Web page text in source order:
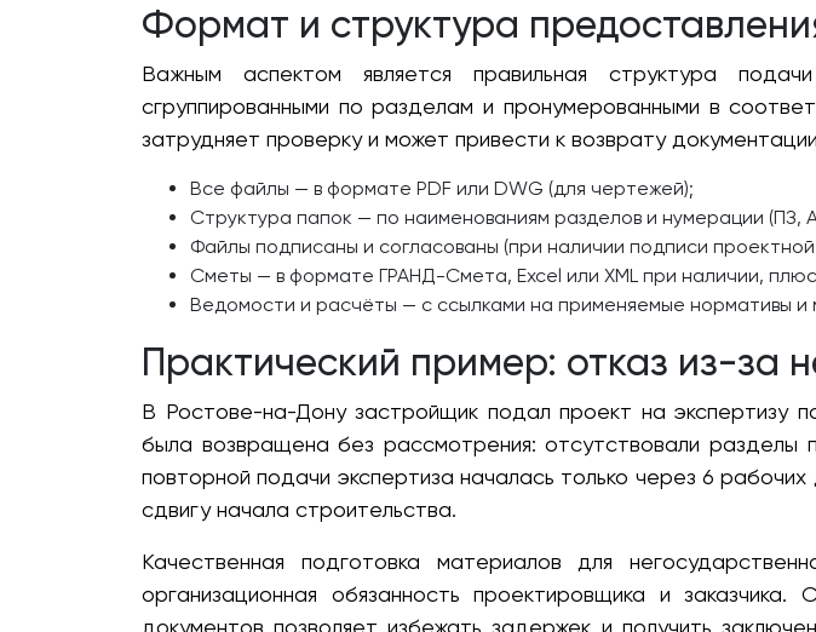
Формат и структура
Важным аспектом является правильная структура
сгруппированными по разделам и пронумерованными в
затрудняет проверку и может привести к возврату
Все файлы — в формате PDF или DWG (для чертежей);
Структура папок — по наименованиям разделов и нумерации (ПЗ,
Файлы подписаны и согласованы (при наличии подписи проектной
Сметы — в формате ГРАНД-Смета, Excel или XML при наличии,
Ведомости и расчёты — с ссылками на применяемые нормативы и
Практический пример: отказ из-за
В Ростове-на-Дону застройщик подал проект на экспертизу
была возвращена без рассмотрения: отсутствовали
повторной подачи экспертиза началась только через 6
сдвигу начала строительства.
Качественная подготовка материалов для
организационная обязанность проектировщика и
документов позволяет избежать задержек и получить